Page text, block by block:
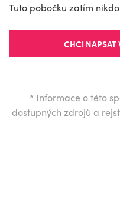
Tuto pobočku zatím
CHCI NAPSAT
* Informace o této
dostupných zdrojů a